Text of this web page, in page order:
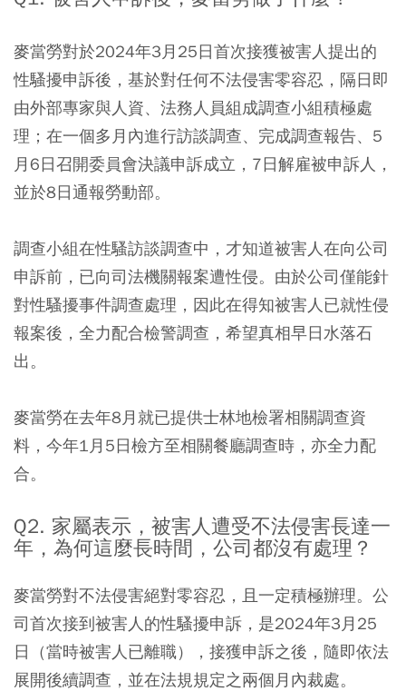
麥當勞對於2024年3月25日首次接獲被害人提出的
性騷擾申訴後，基於對任何不法侵害零容忍，隔日即
由外部專家與人資、法務人員組成調查小組積極處
理；在一個多月內進行訪談調查、完成調查報告、5
月6日召開委員會決議申訴成立，7日解雇被申訴人，
並於8日通報勞動部。
調查小組在性騷訪談調查中，才知道被害人在向公司
申訴前，已向司法機關報案遭性侵。由於公司僅能針
對性騷擾事件調查處理，因此在得知被害人已就性侵
報案後，全力配合檢警調查，希望真相早日水落石
出。
麥當勞在去年8月就已提供士林地檢署相關調查資
料，今年1月5日檢方至相關餐廳調查時，亦全力配
合。
Q2. 家屬表示，被害人遭受不法侵害長達一
年，為何這麼長時間，公司都沒有處理？
麥當勞對不法侵害絕對零容忍，且一定積極辦理。公
司首次接到被害人的性騷擾申訴，是2024年3月25
日（當時被害人已離職），接獲申訴之後，隨即依法
展開後續調查，並在法規規定之兩個月內裁處。